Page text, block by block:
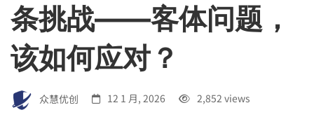
专
利
条挑战——客体问题，
该如何应对？
众慧优创 12 1 月, 2026 2,852 views